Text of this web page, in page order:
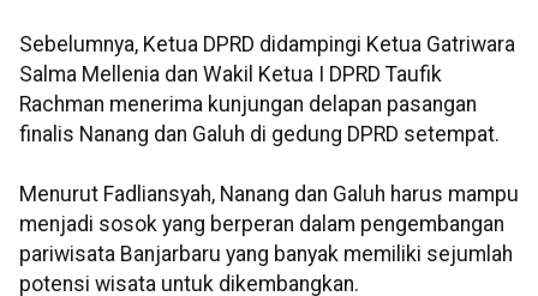
Sebelumnya, Ketua DPRD didampingi Ketua Gatriwara
Salma Mellenia dan Wakil Ketua I DPRD Taufik
Rachman menerima kunjungan delapan pasangan
finalis Nanang dan Galuh di gedung DPRD setempat.
Menurut Fadliansyah, Nanang dan Galuh harus mampu
menjadi sosok yang berperan dalam pengembangan
pariwisata Banjarbaru yang banyak memiliki sejumlah
potensi wisata untuk dikembangkan.